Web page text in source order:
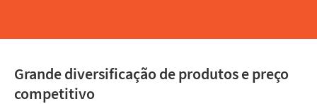
Grande diversificação de produtos e preço
competitivo